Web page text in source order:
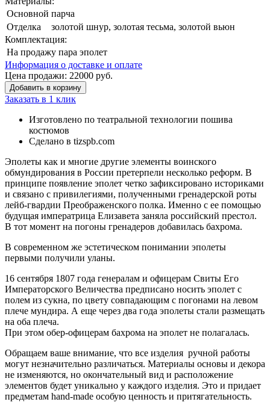
Основной парча
Отделка
золотой шнур, золотая тесьма, золотой вьюн
Комплектация:
На продажу пара эполет
Информация о доставке и оплате
Цена продажи: 22000 руб.
Добавить в корзину
Заказать в 1 клик
Изготовлено по театральной технологии пошива
костюмов
Сделано в tizspb.com
Эполеты как и многие другие элементы воинского
обмундирования в России претерпели несколько реформ. В
принципе появление эполет четко зафиксировано историками
и связано с привилегиями, полученными гренадерской роты
лейб-гвардии Преображенского полка. Именно с ее помощью
будущая императрица Елизавета заняла российский престол.
В тот момент на погоны гренадеров добавилась бахрома.
В современном же эстетическом понимании эполеты
первыми получили уланы.
16 сентября 1807 года генералам и офицерам Свиты Его
Императорского Величества предписано носить эполет с
полем из сукна, по цвету совпадающим с погонами на левом
плече мундира. А еще через два года эполеты стали размещать
на оба плеча.
При этом обер-офицерам бахрома на эполет не полагалась.
Обращаем ваше внимание, что все изделия ручной работы
могут незначительно различаться. Материалы основы и декора
не изменяются, но окончательный вид и расположение
элементов будет уникально у каждого изделия. Это и придает
предметам hand-made особую ценность и притягательность.